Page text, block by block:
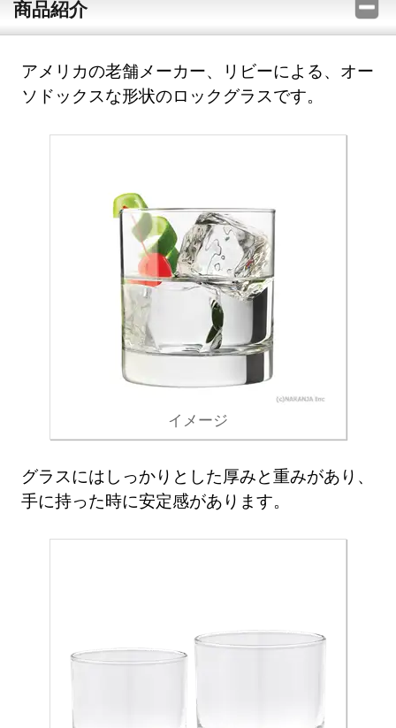
商品紹介
アメリカの老舗メーカー、リビーによる、オー
ソドックスな形状のロックグラスです。
イメージ
グラスにはしっかりとした厚みと重みがあり、
手に持った時に安定感があります。